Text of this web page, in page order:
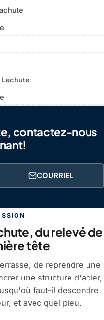
contactez-nous
COURRIEL
du relevé de
tête
de reprendre une
une structure d'acier,
faut-il descendre
et avec quel pieu.